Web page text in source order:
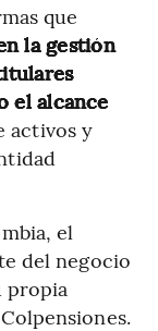
que
la gestión
el alcance
activos y
el
del negocio
propia